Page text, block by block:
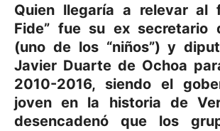
Quien llegaría a relevar al
Fide” fue su ex secretario
(uno de los “niños”) y
Javier Duarte de Ochoa
2010-2016, siendo el
joven en la historia de
desencadenó que los